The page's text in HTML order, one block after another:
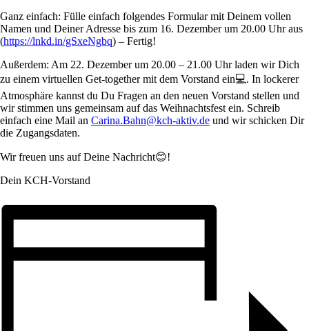
Ganz einfach: Fülle einfach folgendes Formular mit Deinem vollen
Namen und Deiner Adresse bis zum 16. Dezember um 20.00 Uhr aus
(https://lnkd.in/gSxeNgbq) – Fertig!
Außerdem: Am 22. Dezember um 20.00 – 21.00 Uhr laden wir Dich
zu einem virtuellen Get-together mit dem Vorstand ein💻. In lockerer
Atmosphäre kannst du Du Fragen an den neuen Vorstand stellen und
wir stimmen uns gemeinsam auf das Weihnachtsfest ein. Schreib
einfach eine Mail an Carina.Bahn@kch-aktiv.de und wir schicken Dir
die Zugangsdaten.
Wir freuen uns auf Deine Nachricht😊!
Dein KCH-Vorstand